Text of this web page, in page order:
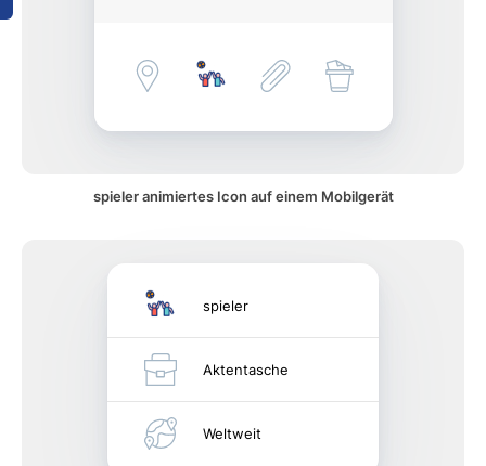
spieler animiertes Icon auf einem Mobilgerät
spieler
Aktentasche
Weltweit